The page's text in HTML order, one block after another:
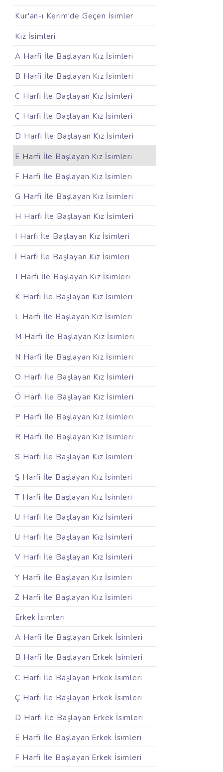
Kur'an-ı Kerim'de Geçen İsimler
Kız İsimleri
A Harfi İle Başlayan Kız İsimleri
B Harfi İle Başlayan Kız İsimleri
C Harfi İle Başlayan Kız İsimleri
Ç Harfi İle Başlayan Kız İsimleri
D Harfi İle Başlayan Kız İsimleri
E Harfi İle Başlayan Kız İsimleri
F Harfi İle Başlayan Kız İsimleri
G Harfi İle Başlayan Kız İsimleri
H Harfi İle Başlayan Kız İsimleri
I Harfi İle Başlayan Kız İsimleri
İ Harfi İle Başlayan Kız İsimleri
J Harfi İle Başlayan Kız İsimleri
K Harfi İle Başlayan Kız İsimleri
L Harfi İle Başlayan Kız İsimleri
M Harfi İle Başlayan Kız İsimleri
N Harfi İle Başlayan Kız İsimleri
O Harfi İle Başlayan Kız İsimleri
Ö Harfi İle Başlayan Kız İsimleri
P Harfi İle Başlayan Kız İsimleri
R Harfi İle Başlayan Kız İsimleri
S Harfi İle Başlayan Kız İsimleri
Ş Harfi İle Başlayan Kız İsimleri
T Harfi İle Başlayan Kız İsimleri
U Harfi İle Başlayan Kız İsimleri
Ü Harfi İle Başlayan Kız İsimleri
V Harfi İle Başlayan Kız İsimleri
Y Harfi İle Başlayan Kız İsimleri
Z Harfi İle Başlayan Kız İsimleri
Erkek İsimleri
A Harfi İle Başlayan Erkek İsimleri
B Harfi İle Başlayan Erkek İsimleri
C Harfi İle Başlayan Erkek İsimleri
Ç Harfi İle Başlayan Erkek İsimleri
D Harfi İle Başlayan Erkek İsimleri
E Harfi İle Başlayan Erkek İsimleri
F Harfi İle Başlayan Erkek İsimleri